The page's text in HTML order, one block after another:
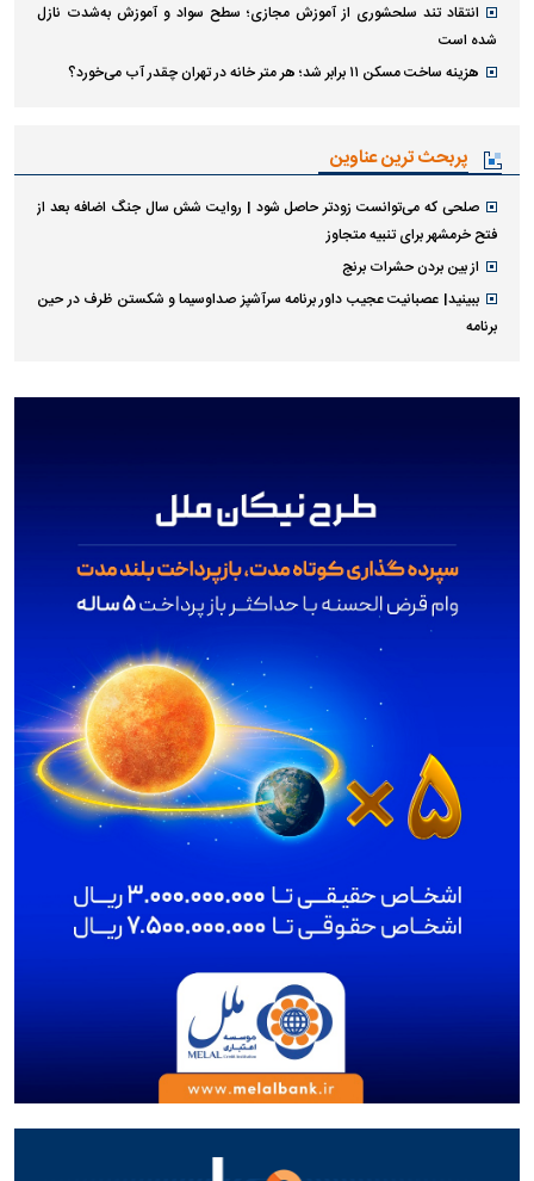
انتقاد تند سلحشوری از آموزش مجازی؛ سطح سواد و آموزش به‌شدت نازل
شده است
هزینه ساخت مسکن ۱۱ برابر شد؛ هر متر خانه در تهران چقدر آب می‌خورد؟
پربحث ترین عناوین
صلحی که می‌توانست زودتر حاصل شود | روایت شش سال جنگ اضافه بعد از
فتح خرمشهر برای تنبیه متجاوز
از بین بردن حشرات برنج
ببینید| عصبانیت عجیب داور برنامه سرآشپز صداوسیما و شکستن ظرف در حین
برنامه